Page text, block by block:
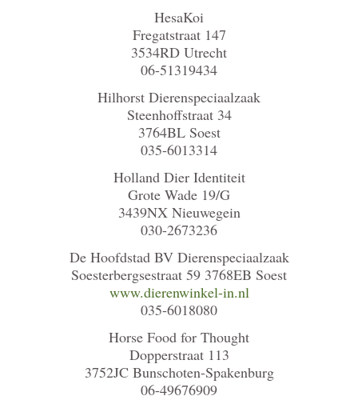
HesaKoi
Fregatstraat 147
3534RD Utrecht
06-51319434
Hilhorst Dierenspeciaalzaak
Steenhoffstraat 34
3764BL Soest
035-6013314
Holland Dier Identiteit
Grote Wade 19/G
3439NX Nieuwegein
030-2673236
De Hoofdstad BV Dierenspeciaalzaak
Soesterbergsestraat 59 3768EB Soest
www.dierenwinkel-in.nl
035-6018080
Horse Food for Thought
Dopperstraat 113
3752JC Bunschoten-Spakenburg
06-49676909